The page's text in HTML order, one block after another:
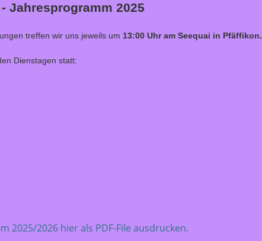
Jahresprogramm 2025
treffen wir uns jeweils um 13:00 Uhr am Seequai in Pfäffikon.
Dienstagen statt:
2025/2026 hier als PDF-File ausdrucken.